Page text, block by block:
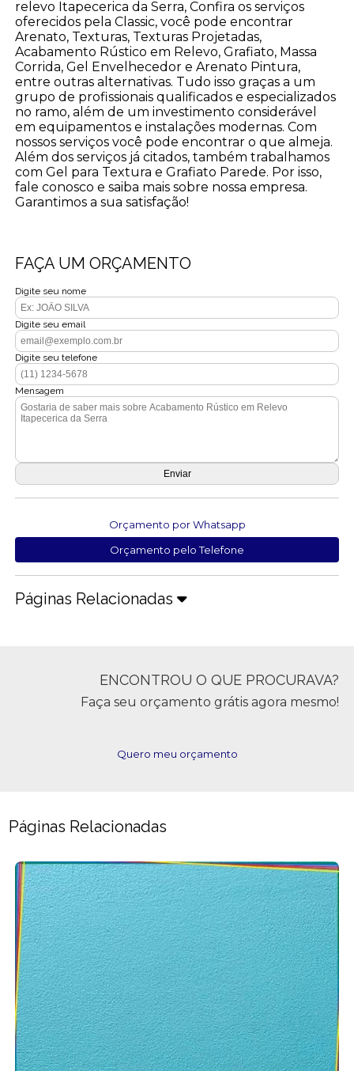
relevo Itapecerica da Serra, Confira os serviços
oferecidos pela Classic, você pode encontrar
Arenato, Texturas, Texturas Projetadas,
Acabamento Rústico em Relevo, Grafiato, Massa
Corrida, Gel Envelhecedor e Arenato Pintura,
entre outras alternativas. Tudo isso graças a um
grupo de profissionais qualificados e especializados
no ramo, além de um investimento considerável
em equipamentos e instalações modernas. Com
nossos serviços você pode encontrar o que almeja.
Além dos serviços já citados, também trabalhamos
com Gel para Textura e Grafiato Parede. Por isso,
fale conosco e saiba mais sobre nossa empresa.
Garantimos a sua satisfação!
FAÇA UM ORÇAMENTO
Digite seu nome
Digite seu email
Digite seu telefone
Mensagem
Orçamento por Whatsapp
Orçamento pelo Telefone
Páginas Relacionadas
ENCONTROU O QUE PROCURAVA?
Faça seu orçamento grátis agora mesmo!
Quero meu orçamento
Páginas Relacionadas